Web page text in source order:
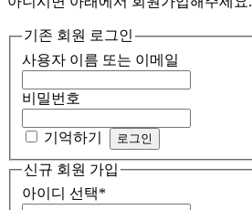
기존 회원 로그인
사용자 이름 또는 이메일
비밀번호
기억하기
신규 회원 가입
아이디 선택*